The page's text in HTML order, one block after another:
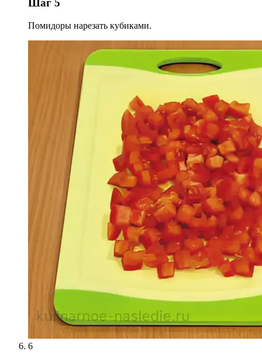
Шаг 5
Помидоры нарезать кубиками.
6